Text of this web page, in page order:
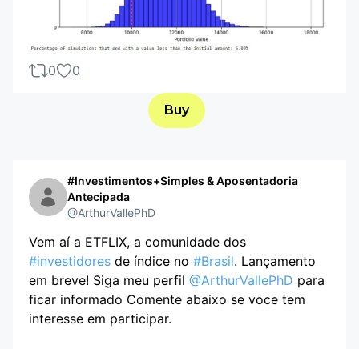
0 0
Buy
#Investimentos+Simples & Aposentadoria
Antecipada
@ArthurVallePhD
Vem aí a ETFLIX, a comunidade dos
#investidores de índice no #Brasil. Lançamento
em breve! Siga meu perfil @ArthurVallePhD para
ficar informado Comente abaixo se voce tem
interesse em participar.